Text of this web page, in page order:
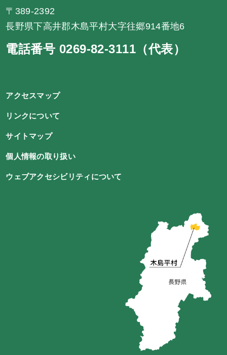
〒389-2392
長野県下高井郡木島平村大字往郷914番地6
電話番号 0269-82-3111（代表）
アクセスマップ
リンクについて
サイトマップ
個人情報の取り扱い
ウェブアクセシビリティについて